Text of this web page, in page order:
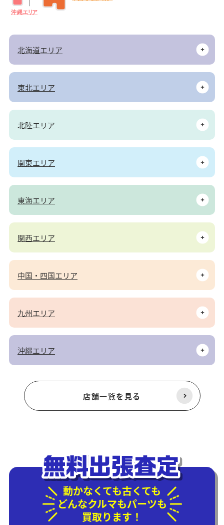
沖縄エリア
北海道エリア
東北エリア
北陸エリア
関東エリア
東海エリア
関西エリア
中国・四国エリア
九州エリア
沖縄エリア
店舗一覧を見る
動かなくても古くても
どんなクルマもパーツも
買取ります！